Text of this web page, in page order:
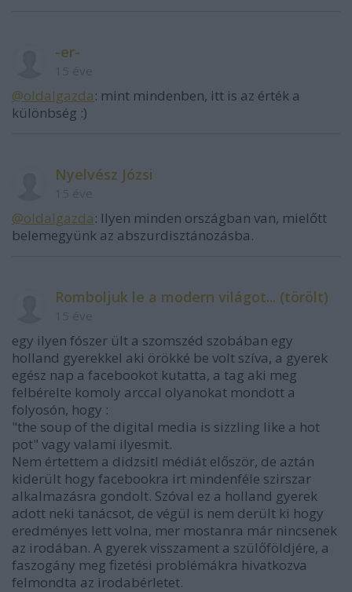
-er-
@oldalgazda: mint mindenben, itt is az érték a
különbség :)
Nyelvész Józsi
@oldalgazda: Ilyen minden országban van, mielőtt
belemegyünk az abszurdisztánozásba.
Romboljuk le a modern világot... (törölt)
egy ilyen fószer ült a szomszéd szobában egy
holland gyerekkel aki örökké be volt szíva, a gyerek
egész nap a facebookot kutatta, a tag aki meg
felbérelte komoly arccal olyanokat mondott a
folyosón, hogy :
"the soup of the digital media is sizzling like a hot
pot" vagy valami ilyesmit.
Nem értettem a didzsitl médiát először, de aztán
kiderült hogy facebookra irt mindenféle szirszar
alkalmazásra gondolt. Szóval ez a holland gyerek
adott neki tanácsot, de végül is nem derült ki hogy
eredményes lett volna, mer mostanra már nincsenek
az irodában. A gyerek visszament a szülőföldjére, a
faszogány meg fizetési problémákra hivatkozva
felmondta az irodabérletet.